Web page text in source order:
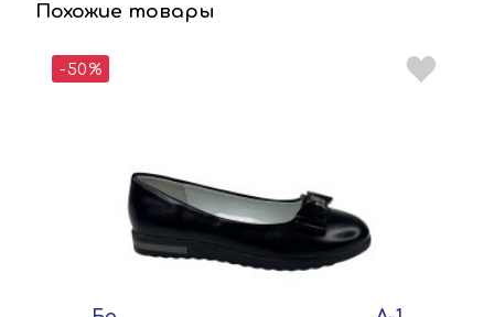
Похожие товары
-50%